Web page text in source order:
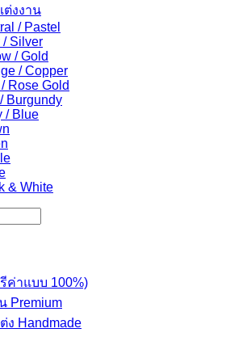
งงาน
/ Pastel
/ Silver
/ Gold
/ Copper
Rose Gold
Burgundy
/ Blue
& White
ค่าแบบ 100%)
Premium
ง Handmade